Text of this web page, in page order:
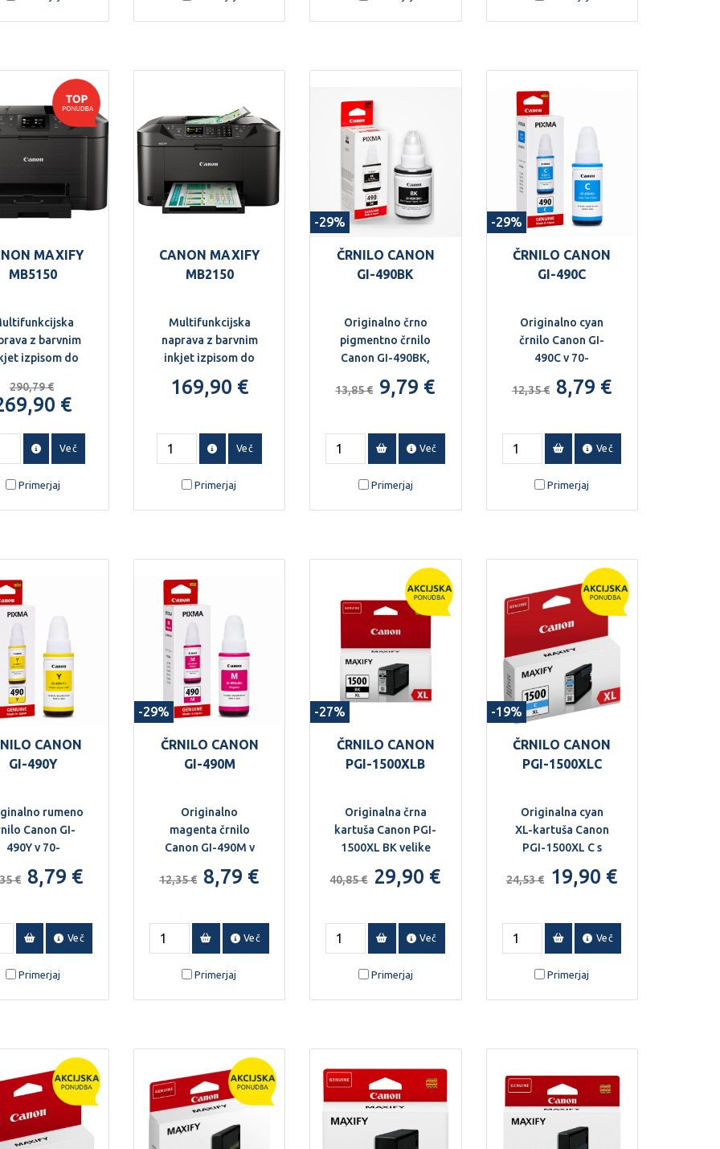
prek
barvnega
na dotik.
MAXIFY
MB5150
z barvnim
izpisom do
290,79 €
€
Več
Primerjaj
CANON MAXIFY
MB2150
Multifunkcijska
naprava z barvnim
inkjet izpisom do
169,90 €
Več
Primerjaj
-29%
ČRNILO CANON
GI-490BK
Originalno črno
pigmentno črnilo
Canon GI-490BK,
13,85 € 9,79 €
Več
Primerjaj
-29%
ČRNILO CANON
GI-490C
Originalno cyan
črnilo Canon GI-
490C v 70-
steklenički.
12,35 € 8,79 €
Več
Primerjaj
CANON
GI-490Y
rumeno
Canon GI-
490Y v 70-
steklenički.
€ 8,79 €
Več
Primerjaj
-29%
ČRNILO CANON
GI-490M
Originalno
magenta črnilo
Canon GI-490M v
steklenički.
12,35 € 8,79 €
Več
Primerjaj
-27%
ČRNILO CANON
PGI-1500XLB
Originalna črna
kartuša Canon PGI-
1500XL BK velike
ml.
40,85 € 29,90 €
Več
Primerjaj
-19%
ČRNILO CANON
PGI-1500XLC
Originalna cyan
XL-kartuša Canon
PGI-1500XL C s
črnilom, 12 ml.
24,53 € 19,90 €
Več
Primerjaj